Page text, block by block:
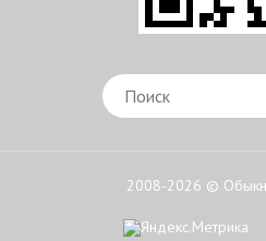
2008-2026 ©